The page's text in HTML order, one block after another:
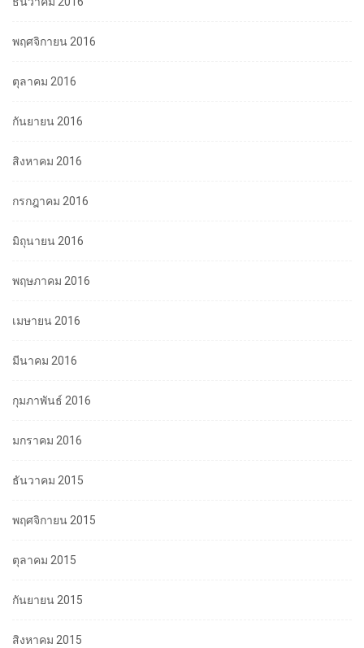
พฤศจิกายน 2016
ตุลาคม 2016
กันยายน 2016
สิงหาคม 2016
กรกฎาคม 2016
มิถุนายน 2016
พฤษภาคม 2016
เมษายน 2016
มีนาคม 2016
กุมภาพันธ์ 2016
มกราคม 2016
ธันวาคม 2015
พฤศจิกายน 2015
ตุลาคม 2015
กันยายน 2015
สิงหาคม 2015